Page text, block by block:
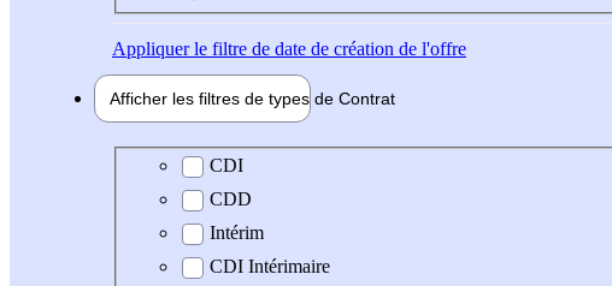
Appliquerle filtre de date de création de l'offre
Afficher les filtres de types de Contrat
Type de contrat
CDI
CDD
Intérim
CDI Intérimaire